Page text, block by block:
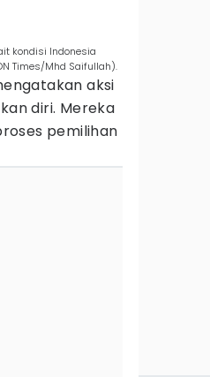
kondisi Indonesia
Times/Mhd Saifullah).
aksi
diri. Mereka
pemilihan